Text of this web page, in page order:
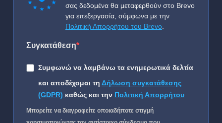
σας δεδομένα θα μεταφερθούν στο Brevo
για επεξεργασία, σύμφωνα με την
Πολιτική Απορρήτου του Brevo
Συγκατάθεση
Συμφωνώ να λαμβάνω τα ενημερωτικά δελτία
και αποδέχομαι τη Δήλωση συγκατάθεσης
(GDPR) καθώς και την Πολιτική Απορρήτου
Μπορείτε να διαγραφείτε οποιαδήποτε στιγμή